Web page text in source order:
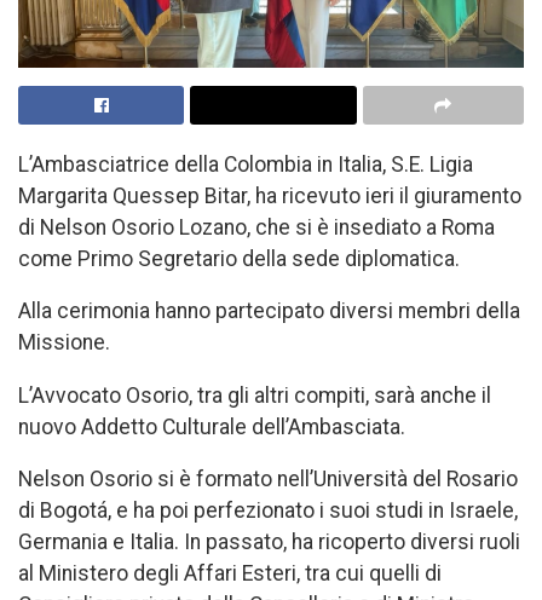
L’Ambasciatrice della Colombia in Italia, S.E. Ligia
Margarita Quessep Bitar, ha ricevuto ieri il giuramento
di Nelson Osorio Lozano, che si è insediato a Roma
come Primo Segretario della sede diplomatica.
Alla cerimonia hanno partecipato diversi membri della
Missione.
L’Avvocato Osorio, tra gli altri compiti, sarà anche il
nuovo Addetto Culturale dell’Ambasciata.
Nelson Osorio si è formato nell’Università del Rosario
di Bogotá, e ha poi perfezionato i suoi studi in Israele,
Germania e Italia. In passato, ha ricoperto diversi ruoli
al Ministero degli Affari Esteri, tra cui quelli di